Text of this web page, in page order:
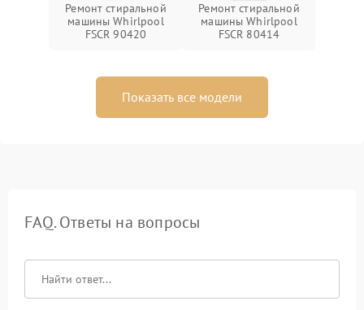
Ремонт стиральной
машины Whirlpool
FSCR 90420
Ремонт стиральной
машины Whirlpool
FSCR 80414
Показать все модели
FAQ. Ответы на вопросы